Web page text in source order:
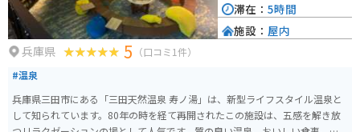
兵庫県 5 （口コミ1件）
#温泉
兵庫県三田市にある「三田天然温泉 寿ノ湯」は、新型ライフスタイル温泉と
して知られています。80年の時を経て再開されたこの施設は、五感を解き放
滞在： 5時間
施設： 屋内